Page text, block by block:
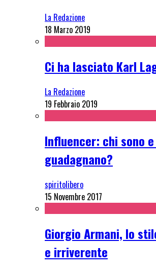
La Redazione
18 Marzo 2019
Ci ha lasciato Karl
La Redazione
19 Febbraio 2019
Influencer: chi sono
guadagnano?
spiritolibero
15 Novembre 2017
Giorgio Armani, lo
e irriverente